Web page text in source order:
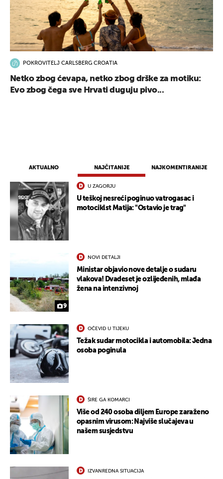
AKTUALNO NAJČITANIJE NAJKOMENTIRANIJE
U ZAGORJU
U teškoj nesreći poginuo vatrogasac i
motociklst Matija: "Ostavio je trag"
9
NOVI DETALJI
Ministar objavio nove detalje o sudaru
vlakova! Dvadeset je ozlijeđenih, mlađa
žena na intenzivnoj
OČEVID U TIJEKU
Težak sudar motocikla i automobila: Jedna
osoba poginula
ŠIRE GA KOMARCI
Više od 240 osoba diljem Europe zaraženo
opasnim virusom: Najviše slučajeva u
našem susjedstvu
IZVANREDNA SITUACIJA
POKROVITELJ CARLSBERG CROATIA
Netko zbog ćevapa, netko zbog drške za motiku:
Evo zbog čega sve Hrvati duguju pivo...
UKLJUČITE NOTIFIKACIJE